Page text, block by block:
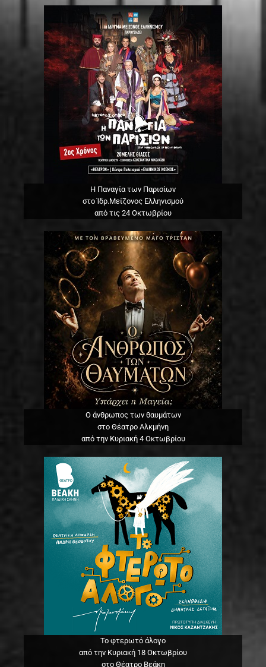
Η Παναγία των Παρισίων
στο Ίδρ.Μείζονος Ελληνισμού
από τις 24 Οκτωβρίου
Ο άνθρωπος των θαυμάτων
στο Θέατρο Αλκμήνη
από την Κυριακή 4 Οκτωβρίου
Το φτερωτό άλογο
από την Κυριακή 18 Οκτωβρίου
στο Θέατρο Βεάκη